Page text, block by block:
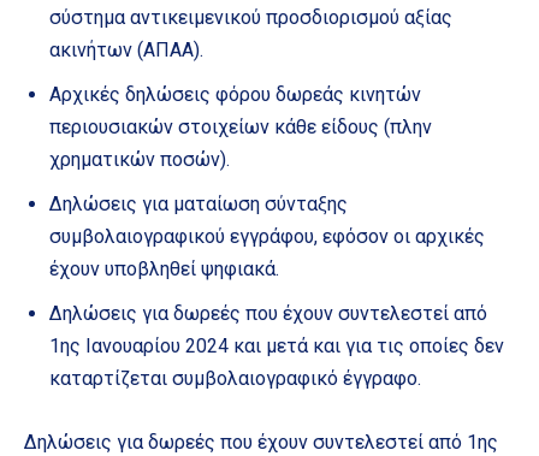
σύστημα αντικειμενικού προσδιορισμού αξίας
ακινήτων (ΑΠΑΑ).
Αρχικές δηλώσεις φόρου δωρεάς κινητών
περιουσιακών στοιχείων κάθε είδους (πλην
χρηματικών ποσών).
Δηλώσεις για ματαίωση σύνταξης
συμβολαιογραφικού εγγράφου, εφόσον οι αρχικές
έχουν υποβληθεί ψηφιακά.
Δηλώσεις για δωρεές που έχουν συντελεστεί από
1ης Ιανουαρίου 2024 και μετά και για τις οποίες δεν
καταρτίζεται συμβολαιογραφικό έγγραφο.
Δηλώσεις για δωρεές που έχουν συντελεστεί από 1ης